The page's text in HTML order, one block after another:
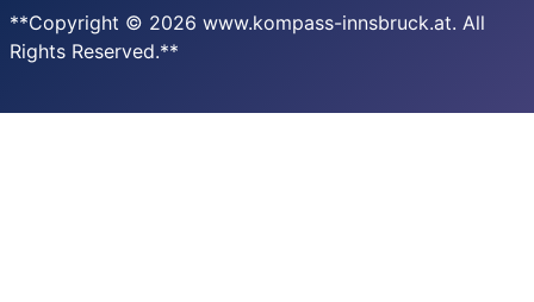
**Copyright © 2026 www.kompass-innsbruck.at. All
Rights Reserved.**